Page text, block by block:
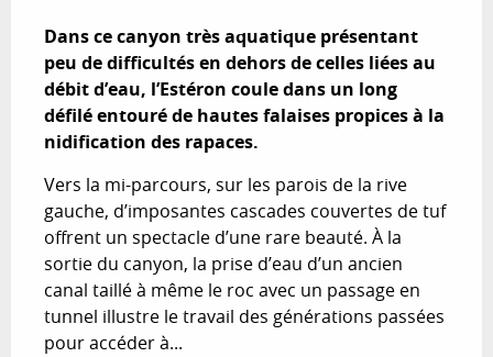
Dans ce canyon très aquatique présentant
peu de difficultés en dehors de celles liées au
débit d’eau, l’Estéron coule dans un long
défilé entouré de hautes falaises propices à la
nidification des rapaces.
Vers la mi-parcours, sur les parois de la rive
gauche, d’imposantes cascades couvertes de tuf
offrent un spectacle d’une rare beauté. À la
sortie du canyon, la prise d’eau d’un ancien
canal taillé à même le roc avec un passage en
tunnel illustre le travail des générations passées
pour accéder à...